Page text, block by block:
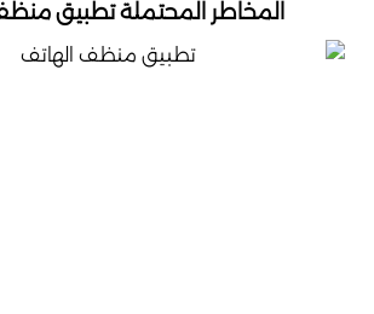
المخاطر المحتملة تطبيق